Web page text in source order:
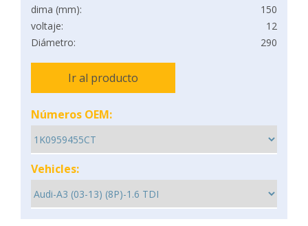
dima (mm):
150
voltaje:
12
Diámetro:
290
Ir al producto
Números OEM:
Vehicles: